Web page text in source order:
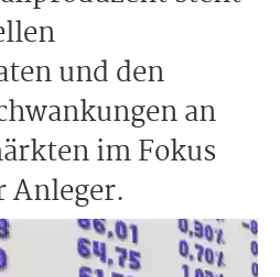
und den
an
im Fokus